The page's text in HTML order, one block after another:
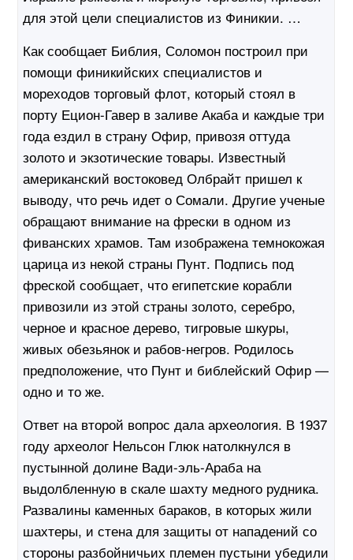
для этой цели специалистов из Финикии. …
Как сообщает Библия, Соломон построил при
помощи финикийских специалистов и
мореходов торговый флот, который стоял в
порту Ецион-Гавер в заливе Акаба и каждые три
года ездил в страну Офир, привозя оттуда
золото и экзотические товары. Известный
американский востоковед Олбрайт пришел к
выводу, что речь идет о Сомали. Другие ученые
обращают внимание на фрески в одном из
фиванских храмов. Там изображена темнокожая
царица из некой страны Пунт. Подпись под
фреской сообщает, что египетские корабли
привозили из этой страны золото, серебро,
черное и красное дерево, тигровые шкуры,
живых обезьянок и рабов-негров. Родилось
предположение, что Пунт и библейский Офир —
одно и то же.
Ответ на второй вопрос дала археология. В 1937
году археолог Hельсон Глюк натолкнулся в
пустынной долине Вади-эль-Араба на
выдолбленную в скале шахту медного рудника.
Развалины каменных бараков, в которых жили
шахтеры, и стена для защиты от нападений со
стороны разбойничьих племен пустыни убедили